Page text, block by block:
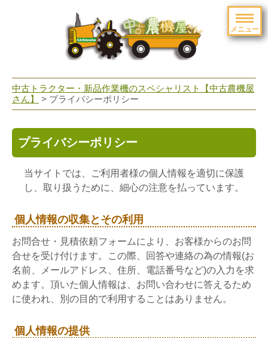
メニュー
navigation
中古トラクター・新品作業機のスペシャリスト【中古農機屋
さん】
> プライバシーポリシー
プライバシーポリシー
当サイトでは、ご利用者様の個人情報を適切に保護
し、取り扱うために、細心の注意を払っています。
個人情報の収集とその利用
お問合せ・見積依頼フォームにより、お客様からのお問
合せを受け付けます。この際、回答や連絡の為の情報(お
名前、メールアドレス、住所、電話番号など)の入力を求
めます。頂いた個人情報は、お問い合わせに答えるため
に使われ、別の目的で利用することはありません。
個人情報の提供